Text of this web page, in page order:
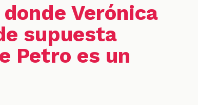
Verónica
supuesta
Petro es un